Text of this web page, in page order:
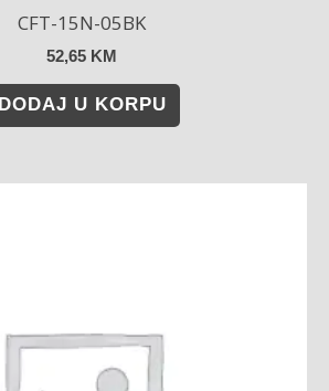
CFT-15N-05BK
52,65 KM
DODAJ U KORPU